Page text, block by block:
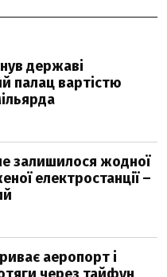
державі
палац вартістю
залишилося жодної
електростанції –
аеропорт і